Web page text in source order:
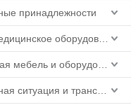
принадлежности